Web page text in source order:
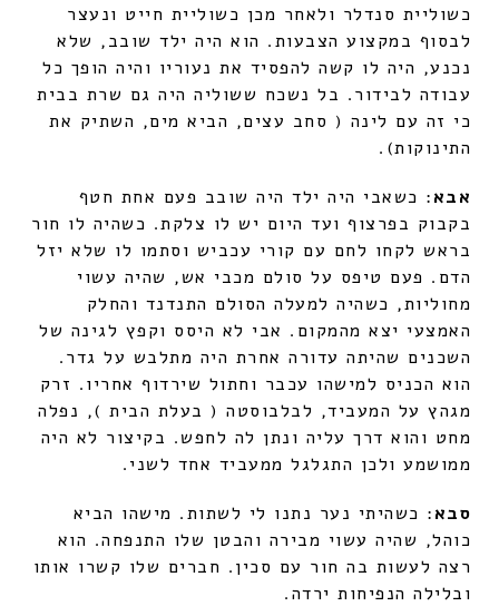
כשוליית סנדלר ולאחר מכן כשוליית חייט ונעצר
לבסוף במקצוע הצבעות. הוא היה ילד שובב, שלא
נכנע, היה לו קשה להפסיד את נעוריו והיה הופך כל
עבודה לבידור. בל נשכח ששוליה היה גם שרת בבית
כי זה עם לינה ( סחב עצים, הביא מים, השתיק את
התינוקות).
אבא: כשאבי היה ילד היה שובב פעם אחת חטף
בקבוק בפרצוף ועד היום יש לו צלקת. כשהיה לו חור
בראש לקחו לחם עם קורי עכביש וסתמו לו שלא יזל
הדם. פעם טיפס על סולם מכבי אש, שהיה עשוי
מחוליות, כשהיה למעלה הסולם התנדנד והחלק
האמצעי יצא מהמקום. אבי לא היסס וקפץ לגינה של
השכנים שהיתה עדורה אחרת היה מתלבש על גדר.
הוא הכניס למישהו עכבר וחתול שירדוף אחריו. זרק
מגהץ על המעביד, לבלבוסטה ( בעלת הבית ), נפלה
מחט והוא דרך עליה ונתן לה לחפש. בקיצור לא היה
ממושמע ולכן התגלגל ממעביד אחד לשני.
סבא: כשהיתי נער נתנו לי לשתות. מישהו הביא
כוהל, שהיה עשוי מבירה והבטן שלו התנפחה. הוא
רצה לעשות בה חור עם סכין. חברים שלו קשרו אותו
ובלילה הנפיחות ירדה.